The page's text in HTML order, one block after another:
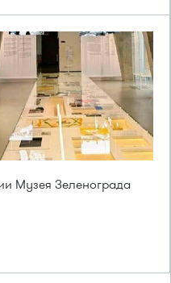
Музея Зеленограда